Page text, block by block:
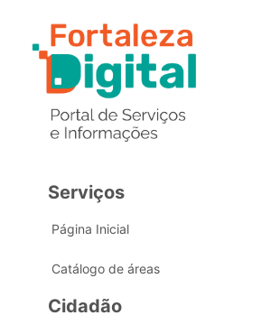
Serviços
Página Inicial
Catálogo de áreas
Cidadão